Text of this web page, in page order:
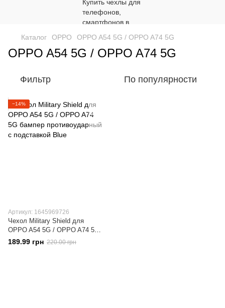
Каталог OPPO OPPO A54 5G / OPPO A74 5G
OPPO A54 5G / OPPO A74 5G
Фильтр По популярности
−14%
Артикул: 1645969726
Чехол Military Shield для
OPPO A54 5G / OPPO A74 5G
бампер противоударный с
подставкой Blue
189.99 грн 220.00 грн